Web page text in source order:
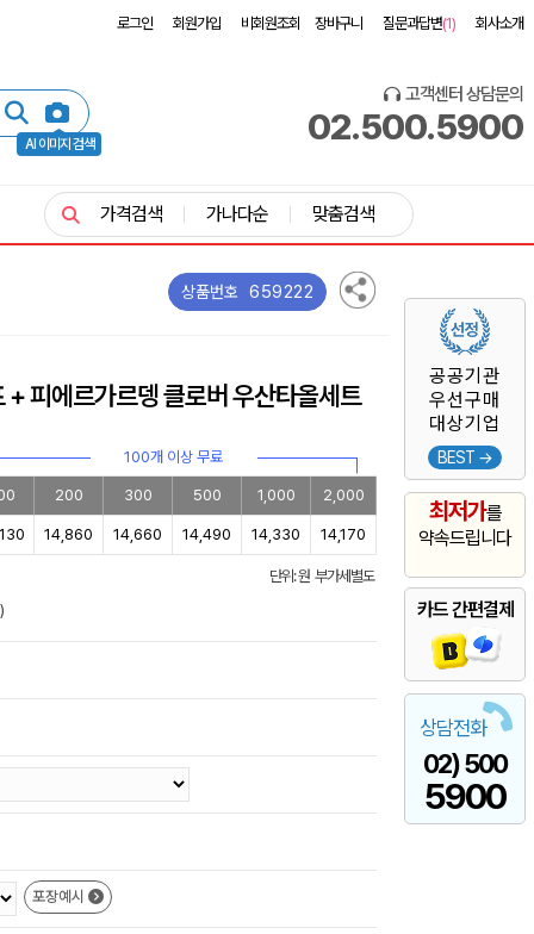
로그인 회원가입 비회원조회 장바구니 질문과답변(1) 회사소개
AI 이미지 검색
고객센터 상담문의
02.500.5900
공공기관
우선구매
대상기업
BEST →
최저가를
약속드립니다
카드 간편결제
상담전화
02) 500
5900
가격검색 가나다순 맞춤검색
상품번호 659222
피에르가르뎅 클로버 우산타올세트
100개 이상 무료
200 300 500 1,000 2,000
14,860 14,660 14,490 14,330 14,170
단위: 원 부가세별도
포장예시